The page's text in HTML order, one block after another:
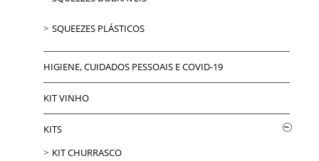
SQUEEZES PLÁSTICOS
HIGIENE, CUIDADOS PESSOAIS E COVID-19
KIT VINHO
KITS
KIT CHURRASCO